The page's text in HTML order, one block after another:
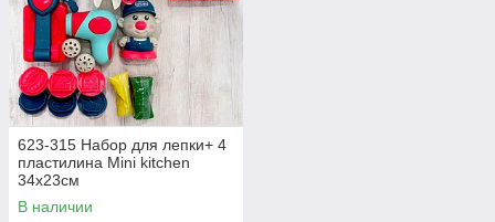
623-315 Набор для лепки+ 4
пластилина Mini kitchen
34х23см
В наличии